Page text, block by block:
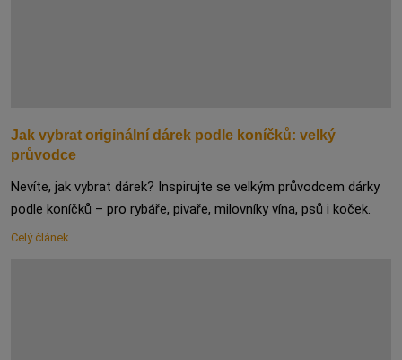
Jak vybrat originální dárek podle koníčků: velký
průvodce
Nevíte, jak vybrat dárek? Inspirujte se velkým průvodcem dárky
podle koníčků – pro rybáře, pivaře, milovníky vína, psů i koček.
Celý článek